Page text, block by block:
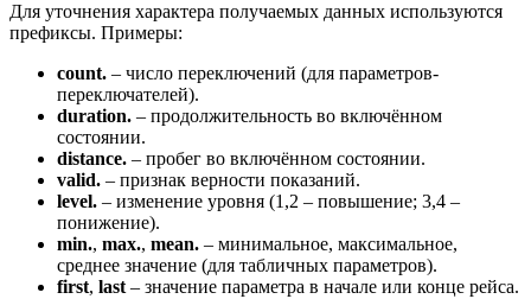
Для уточнения характера получаемых данных используются
префиксы. Примеры:
count. – число переключений (для параметров-
переключателей).
duration. – продолжительность во включённом
состоянии.
distance. – пробег во включённом состоянии.
valid. – признак верности показаний.
level. – изменение уровня (1,2 – повышение; 3,4 –
понижение).
min., max., mean. – минимальное, максимальное,
среднее значение (для табличных параметров).
first, last – значение параметра в начале или конце рейса.